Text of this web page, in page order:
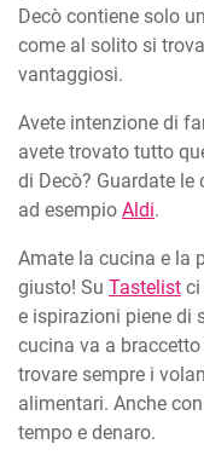
Decò contiene solo
come al solito si
vantaggiosi.
Avete intenzione di
avete trovato tutto
di Decò? Guardate
ad esempio Aldi.
Amate la cucina e la
giusto! Su Tastelist ci
e ispirazioni piene di
cucina va a
trovare sempre i
alimentari. Anche
tempo e denaro.